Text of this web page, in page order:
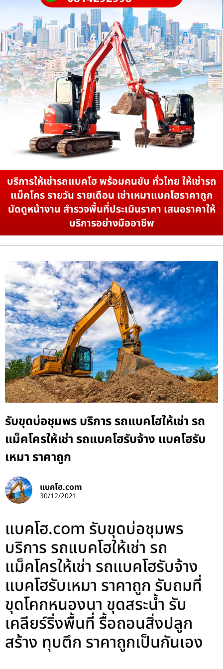
บริการให้เช่ารถแบคโฮ พร้อมคนขับ ทั่วไทย ให้เช่ารถ
แม็คโคร รายวัน รายเดือน เช่าเหมาแบคโฮราคาถูก
นัดดูหน้างาน สำรวจพื้นที่ประเมินราคา เสนอราคาให้
บริการอย่างมืออาชีพ
รับขุดบ่อชุมพร บริการ รถแบคโฮให้เช่า รถ
แม็คโครให้เช่า รถแบคโฮรับจ้าง แบคโฮรับ
เหมา ราคาถูก
แบคโฮ.com
30/12/2021
แบคโฮ.com รับขุดบ่อชุมพร
บริการ รถแบคโฮให้เช่า รถ
แม็คโครให้เช่า รถแบคโฮรับจ้าง
แบคโฮรับเหมา ราคาถูก รับถมที่
ขุดโคกหนองนา ขุดสระน้ำ รับ
เคลียร์ริ่งพื้นที่ รื้อถอนสิ่งปลูก
สร้าง ทุบตึก ราคาถูกเป็นกันเอง